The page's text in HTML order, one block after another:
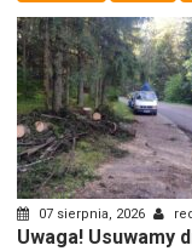
07 sierpnia, 2026
Uwaga! Usuwamy